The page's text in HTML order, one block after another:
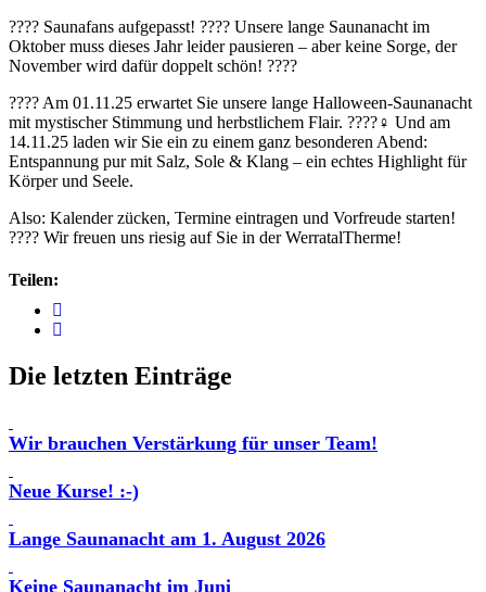
???? Saunafans aufgepasst! ???? Unsere lange Saunanacht im
Oktober muss dieses Jahr leider pausieren – aber keine Sorge, der
November wird dafür doppelt schön! ????
???? Am 01.11.25 erwartet Sie unsere lange Halloween-Saunanacht
mit mystischer Stimmung und herbstlichem Flair. ????‍♀️ Und am
14.11.25 laden wir Sie ein zu einem ganz besonderen Abend:
Entspannung pur mit Salz, Sole & Klang – ein echtes Highlight für
Körper und Seele.
Also: Kalender zücken, Termine eintragen und Vorfreude starten!
???? Wir freuen uns riesig auf Sie in der WerratalTherme!
Teilen:
Die letzten Einträge
Wir brauchen Verstärkung für unser Team!
Neue Kurse! :-)
Lange Saunanacht am 1. August 2026
Keine Saunanacht im Juni